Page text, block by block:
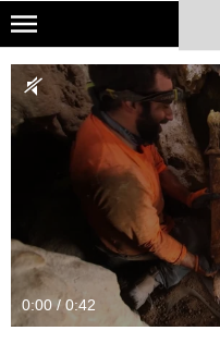
Skip
main
content
NATIONAL GEOGRAPHIC
TRAVELER
PODCASTY
Newsletter
Cuda Polski
0:00 / 0:42